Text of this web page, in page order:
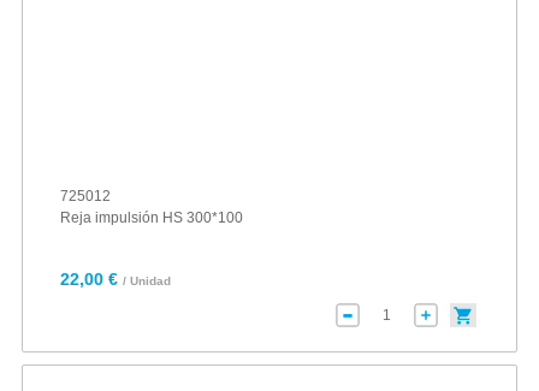
725012
Reja impulsión HS 300*100
22,00 € / Unidad